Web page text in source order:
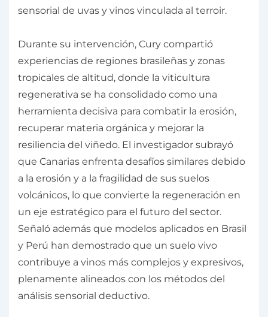
sensorial de uvas y vinos vinculada al terroir.
Durante su intervención, Cury compartió
experiencias de regiones brasileñas y zonas
tropicales de altitud, donde la viticultura
regenerativa se ha consolidado como una
herramienta decisiva para combatir la erosión,
recuperar materia orgánica y mejorar la
resiliencia del viñedo. El investigador subrayó
que Canarias enfrenta desafíos similares debido
a la erosión y a la fragilidad de sus suelos
volcánicos, lo que convierte la regeneración en
un eje estratégico para el futuro del sector.
Señaló además que modelos aplicados en Brasil
y Perú han demostrado que un suelo vivo
contribuye a vinos más complejos y expresivos,
plenamente alineados con los métodos del
análisis sensorial deductivo.